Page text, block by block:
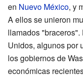
en Nuevo México, y
A ellos se unieron
llamados
Unidos, algunos por
los gobiernos de
económicas